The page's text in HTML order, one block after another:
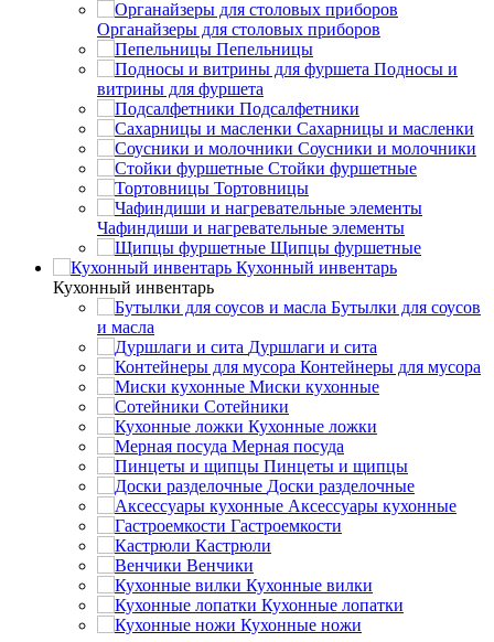
Органайзеры для столовых приборов
Пепельницы
Подносы и
витрины для фуршета
Подсалфетники
Сахарницы и масленки
Соусники и молочники
Стойки фуршетные
Тортовницы
Чафиндиши и нагревательные элементы
Щипцы фуршетные
Кухонный инвентарь
Кухонный инвентарь
Бутылки для соусов
и масла
Дуршлаги и сита
Контейнеры для мусора
Миски кухонные
Сотейники
Кухонные ложки
Мерная посуда
Пинцеты и щипцы
Доски разделочные
Аксессуары кухонные
Гастроемкости
Кастрюли
Венчики
Кухонные вилки
Кухонные лопатки
Кухонные ножи